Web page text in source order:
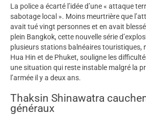
La police a écarté l’idée d’une « attaque
sabotage local ». Moins meurtrière que
avait tué vingt personnes et en avait
plein Bangkok, cette nouvelle série
plusieurs stations balnéaires touristiques,
Hua Hin et de Phuket, souligne les
une situation qui reste instable malgré la
l’armée il y a deux ans.
Thaksin Shinawatra
généraux